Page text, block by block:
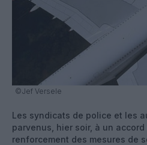
©Jef Versele
Les syndicats de police et les
parvenus, hier soir, à un
renforcement des mesures de